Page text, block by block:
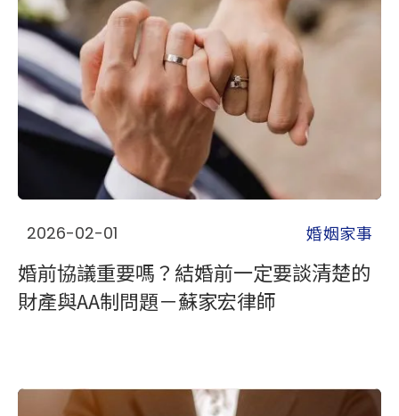
2026-02-01 婚姻家事
婚前協議重要嗎？結婚前一定要談清楚的
財產與AA制問題－蘇家宏律師